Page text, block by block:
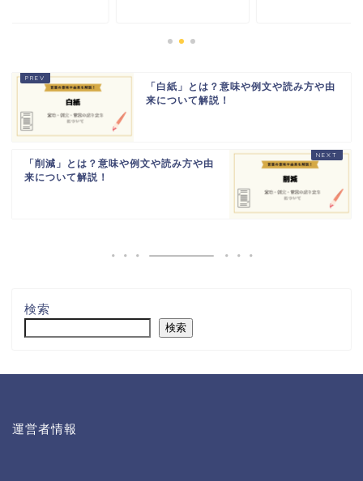
「白紙」とは？意味や例文や読み方や由
来について解説！
「削減」とは？意味や例文や読み方や由
来について解説！
検索
検索
運営者情報